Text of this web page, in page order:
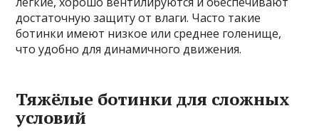
достаточную защиту от влаги. Часто такие
ботинки имеют низкое или среднее голенище,
что удобно для динамичного движения.
Тяжёлые ботинки для сложных
условий